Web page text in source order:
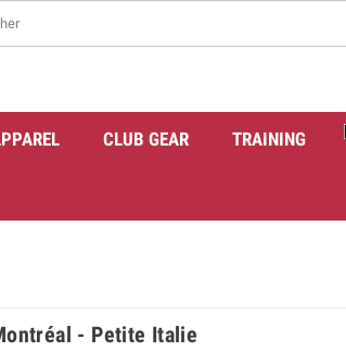
CLUB GEAR TRAINING
- Petite Italie